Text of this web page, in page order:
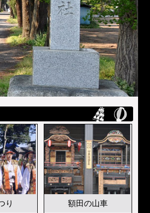
り 額田の山車